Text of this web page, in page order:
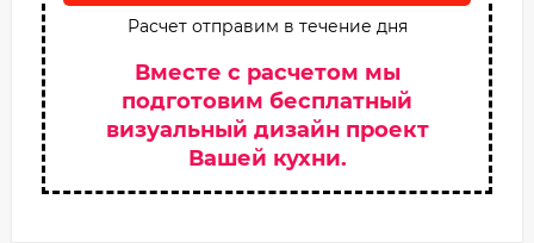
Расчет отправим в течение дня
Вместе с расчетом мы
подготовим бесплатный
визуальный дизайн проект
Вашей кухни.